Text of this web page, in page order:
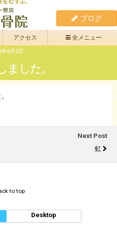
ブログ
アクセス 全メニュー
年6月2日
ました。
Next Post
虹
to top
Desktop